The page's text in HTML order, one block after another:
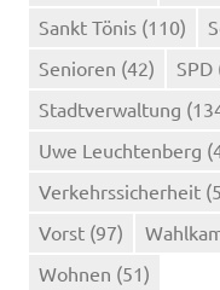
Sankt Tönis (110)
Senioren (42) SPD
Stadtverwaltung
Uwe Leuchtenberg
Verkehrssicherheit
Vorst (97)
Wohnen (51)